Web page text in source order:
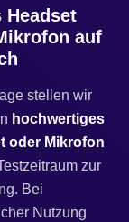
Headset
auf
stellen wir
hochwertiges
oder Mikrofon
zur
Bei
Nutzung